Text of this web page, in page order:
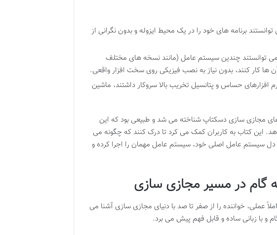
برنامه های خود را در یک محیط ایزوله و بدون نگرانی از
می توانستند چندین سیستم عامل (مانند نسخه های مختلف
ها کار کنند، بدون نیاز به نصب فیزیکی روی سخت افزار واقعی.
افزارهای حساس و پتانسیل تخریب بالا سروکار داشتند، ماشین
مجازی سازی دسکتاپ شناخته می شد و طبیعی بود که این
این کتاب به کاربران کمک می کرد تا درک کنند که چگونه می
سیستم عامل مهمان را اجرا کرده و
گام در مسیر مجازی سازی
عملی، خواننده را از صفر تا صد با دنیای مجازی سازی آشنا می
و با زبانی ساده و قابل فهم پیش می برد.